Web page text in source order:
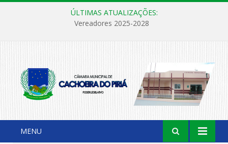
ÚLTIMAS ATUALIZAÇÕES:
Vereadores 2025-2028
MENU